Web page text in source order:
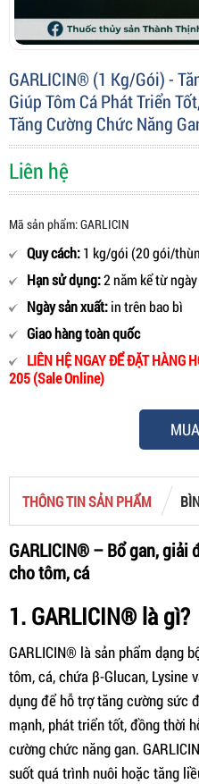
GARLICIN® (1 Kg/gói) -
Giúp Tôm Cá Phát Triển
Tăng Cường Chức Năng
Liên hệ
Mã sản phẩm: GARLICIN
Quy cách:1 kg/gói (20 gói/
Hạn sử dụng:2 năm kể từ
Ngày sản xuất:in trên bao bì
Giao hàng toàn quốc
LIÊN HỆ NGAY ĐỂ ĐẶT HÀNG
205 (Sale Online)
THÔNG TIN SẢN PHẨM
GARLICIN® – Bổ gan, giải
cho tôm, cá
1. GARLICIN® là gì?
GARLICIN® là sản phẩm dạng
tôm, cá, chứa β-Glucan, Lysine
dụng để hỗ trợ tăng cường sức
mạnh, phát triển tốt, đồng thời
cường chức năng gan.
suốt quá trình nuôi hoặc tăng